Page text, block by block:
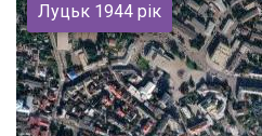
Луцьк 1944 рік